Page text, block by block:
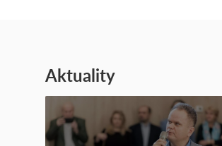
Aktuality